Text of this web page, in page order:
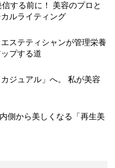
する前に！ 美容のプロと
ルライティング
ステティシャンが管理栄養
プする道
ジュアル」へ。 私が美容
側から美しくなる「再生美